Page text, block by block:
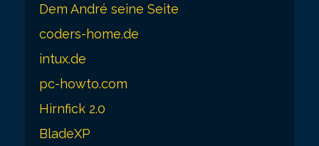
Dem André seine Seite
coders-home.de
intux.de
pc-howto.com
Hirnfick 2.0
BladeXP